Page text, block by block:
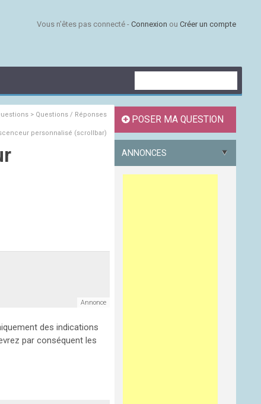
Vous n'êtes pas connecté - Connexion ou Créer un compte
> Questions / Réponses
personnalisé (scrollbar)
des indications
par conséquent les
POSER MA QUESTION
ANNONCES